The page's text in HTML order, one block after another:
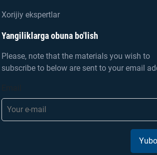
Xorijiy ekspertlar
Yangiliklarga obuna bo'lish
Please, note that the materials you wish to
subscribe to below are sent to your email